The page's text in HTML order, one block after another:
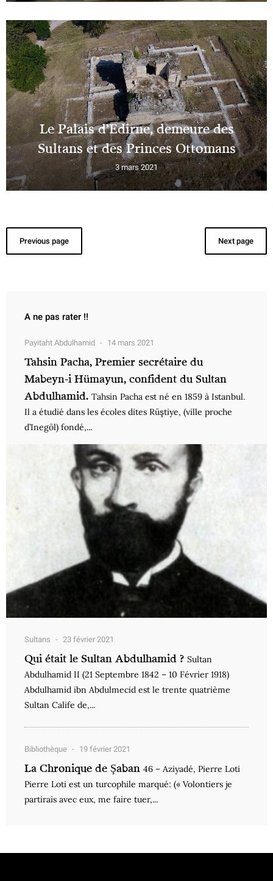
Le Palais d’Edirne, demeure des
Sultans et des Princes Ottomans
3 mars 2021
Previous page Next page
A ne pas rater !!
Payitaht Abdulhamid 14 mars 2021
Tahsin Pacha, Premier secrétaire du
Mabeyn-i Hümayun, confident du Sultan
Abdulhamid. Tahsin Pacha est né en 1859 à Istanbul.
Il a étudié dans les écoles dites Rüştiye, (ville proche
d’Inegöl) fondé,...
Sultans 23 février 2021
Qui était le Sultan Abdulhamid ? Sultan
Abdulhamid II (21 Septembre 1842 – 10 Février 1918)
Abdulhamid ibn Abdulmecid est le trente quatrième
Sultan Calife de,...
Bibliothèque 19 février 2021
La Chronique de Şaban 46 – Aziyadé, Pierre Loti
Pierre Loti est un turcophile marqué: (« Volontiers je
partirais avec eux, me faire tuer,...